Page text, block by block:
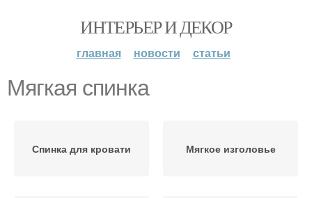
ИНТЕРЬЕР И ДЕКОР
главная новости статьи
Мягкая спинка
Спинка для кровати Мягкое изголовье